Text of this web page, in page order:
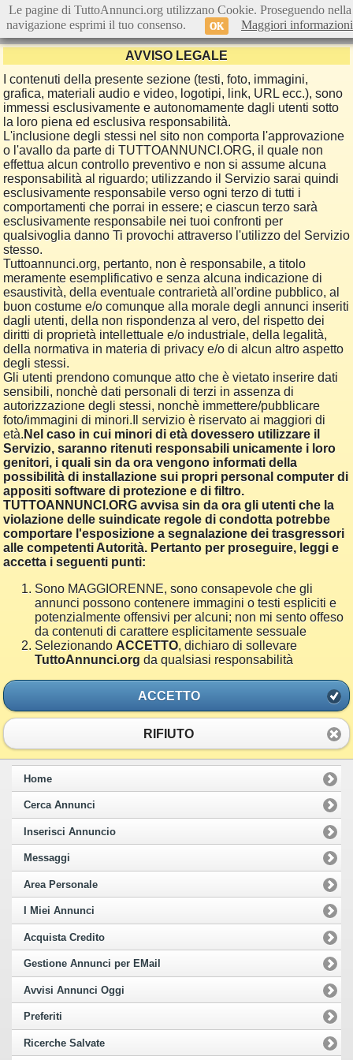
AVVISO LEGALE
I contenuti della presente sezione (testi, foto, immagini,
grafica, materiali audio e video, logotipi, link, URL ecc.), sono
immessi esclusivamente e autonomamente dagli utenti sotto
la loro piena ed esclusiva responsabilità.
L'inclusione degli stessi nel sito non comporta l'approvazione
o l'avallo da parte di TUTTOANNUNCI.ORG, il quale non
effettua alcun controllo preventivo e non si assume alcuna
responsabilità al riguardo; utilizzando il Servizio sarai quindi
esclusivamente responsabile verso ogni terzo di tutti i
comportamenti che porrai in essere; e ciascun terzo sarà
esclusivamente responsabile nei tuoi confronti per
qualsivoglia danno Ti provochi attraverso l'utilizzo del Servizio
stesso.
Tuttoannunci.org, pertanto, non è responsabile, a titolo
meramente esemplificativo e senza alcuna indicazione di
esaustività, della eventuale contrarietà all'ordine pubblico, al
buon costume e/o comunque alla morale degli annunci inseriti
dagli utenti, della non rispondenza al vero, del rispetto dei
diritti di proprietà intellettuale e/o industriale, della legalità,
della normativa in materia di privacy e/o di alcun altro aspetto
degli stessi.
Gli utenti prendono comunque atto che è vietato inserire dati
sensibili, nonchè dati personali di terzi in assenza di
autorizzazione degli stessi, nonchè immettere/pubblicare
foto/immagini di minori.Il servizio è riservato ai maggiori di
età. Nel caso in cui minori di età dovessero utilizzare il
Servizio, saranno ritenuti responsabili unicamente i loro
genitori, i quali sin da ora vengono informati della
possibilità di installazione sui propri personal computer di
appositi software di protezione e di filtro.
TUTTOANNUNCI.ORG avvisa sin da ora gli utenti che la
violazione delle suindicate regole di condotta potrebbe
comportare l'esposizione a segnalazione dei trasgressori
alle competenti Autorità. Pertanto per proseguire, leggi e
accetta i seguenti punti:
Sono MAGGIORENNE, sono consapevole che gli
annunci possono contenere immagini o testi espliciti e
potenzialmente offensivi per alcuni; non mi sento offeso
da contenuti di carattere esplicitamente sessuale
Selezionando ACCETTO, dichiaro di sollevare
TuttoAnnunci.org da qualsiasi responsabilità
ACCETTO
RIFIUTO
Home
Cerca Annunci
Inserisci Annuncio
Messaggi
Area Personale
I Miei Annunci
Acquista Credito
Gestione Annunci per EMail
Avvisi Annunci Oggi
Preferiti
Ricerche Salvate
Le pagine di TuttoAnnunci.org utilizzano Cookie. Proseguendo nella
navigazione esprimi il tuo consenso.
OK Maggiori informazioni